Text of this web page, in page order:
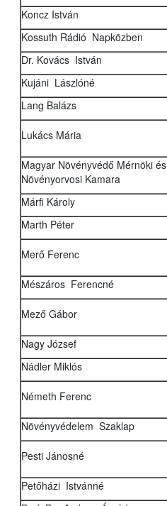
Koncz István
Kossuth Rádió Napközben
Dr. Kovács István
Kujáni Lászlóné
Lang Balázs
Lukács Mária
Magyar Növényvédő Mérnöki és
Növényorvosi Kamara
Márfi Károly
Marth Péter
Merő Ferenc
Mészáros Ferencné
Mező Gábor
Nagy József
Nádler Miklós
Németh Ferenc
Növényvédelem Szaklap
Pesti Jánosné
Petőházi Istvánné